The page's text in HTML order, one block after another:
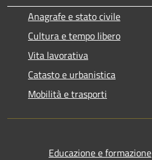
Anagrafe e stato civile
Cultura e tempo libero
Vita lavorativa
Catasto e urbanistica
Mobilità e trasporti
Educazione e formazione